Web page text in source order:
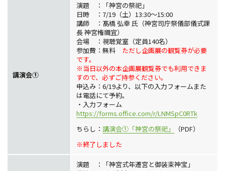
講演会①
演題 ：「神宮の祭祀」
日時 ：7/19（土）13:30～15:00
講師 ：髙橋 弘幸 氏（神宮司庁祭儀部儀式課
長 神宮権禰宜）
会場 ：視聴覚室（定員140名）
参加費：無料 ただし企画展の観覧券が必要
です。
※当日以外の本企画展観覧券でも利用できま
すので、必ずご持参ください。
申込み：6/19より、以下の入力フォームまた
は電話にて予約。
・入力フォーム
https://forms.office.com/r/LNMSpC0RTk
ちらし： 講演会①「神宮の祭祀」
（PDF）
※終了しました
演題 ：「神宮式年遷宮と御装束神宝」